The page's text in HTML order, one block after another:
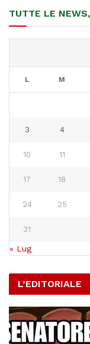
TUTTE LE
L M
3 4
10 11
17 18
24 25
31
« Lug
L’EDITORIALE